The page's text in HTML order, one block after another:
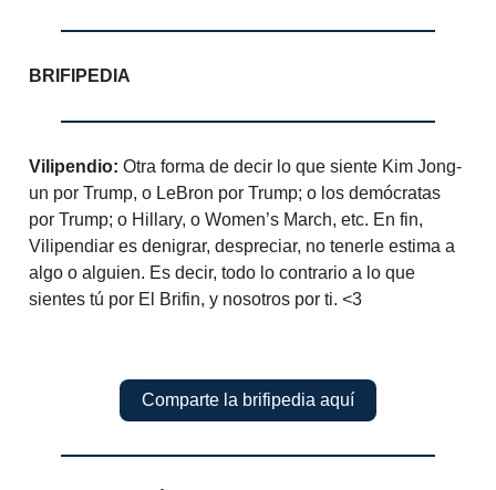
BRIFIPEDIA
Vilipendio: Otra forma de decir lo que siente Kim Jong-
un por Trump, o LeBron por Trump; o los demócratas
por Trump; o Hillary, o Women’s March, etc. En fin,
Vilipendiar es denigrar, despreciar, no tenerle estima a
algo o alguien. Es decir, todo lo contrario a lo que
sientes tú por El Brifin, y nosotros por ti. <3
Comparte la brifipedia aquí